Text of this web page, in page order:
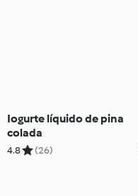
Iogurte líquido de pina
colada
4.8 (26)